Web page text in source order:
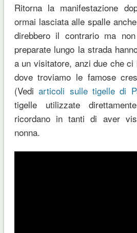
Ritorna la manifestazione
ormai lasciata alle spalle
direbbero il contrario ma
preparate lungo la strada
a un visitatore, anzi due che
dove troviamo le famose
(Vediarticoli sulle tigelle di
tigelle utilizzate
ricordano in tanti di aver
nonna.